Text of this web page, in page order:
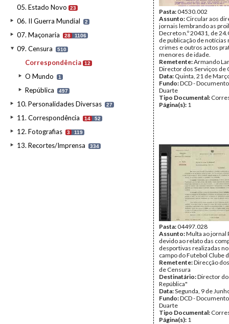
05. Estado Novo 23
06. II Guerra Mundial 2
07. Maçonaria 28 1106
09. Censura 510
Correspondência 12
O Mundo 1
República 497
10. Personalidades Diversas 27
11. Correspondência 14 52
12. Fotografias 3 119
13. Recortes/Imprensa 334
Pasta:04530.002
Assunto: Circular aos
jornais lembrando as
Decreto n.º 20431, de
de publicação de notícias
crimes e outros actos
menores de idade.
Remetente:Armando
Director dos Serviços de
Data: Quinta, 21 de
Fundo:DCD -
Duarte
Tipo Documental:
Página(s): 1
Pasta:04497.028
Assunto:Multa ao jornal
devido ao relato das
desportivas realizadas
campo do Futebol Clube
Remetente:Direcção
de Censura
Destinatário:Director
República"
Data:Segunda, 9 de
Fundo:DCD -
Duarte
Tipo Documental:
Página(s): 1